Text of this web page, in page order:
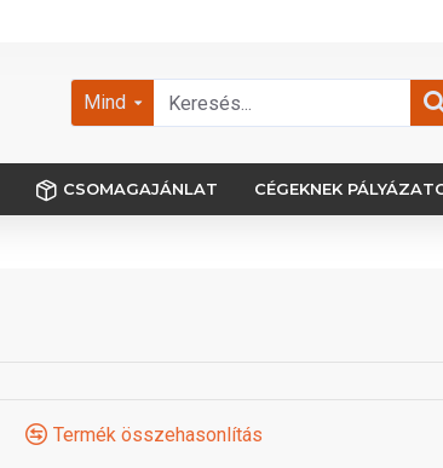
Mind
CSOMAGAJÁNLAT CÉGEKNEK
Termék összehasonlítás